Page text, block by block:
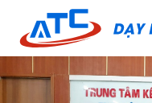
content